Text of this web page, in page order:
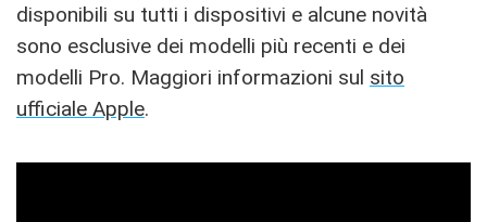
disponibili su tutti i dispositivi e alcune novità
sono esclusive dei modelli più recenti e dei
modelli Pro. Maggiori informazioni sul sito
ufficiale Apple.